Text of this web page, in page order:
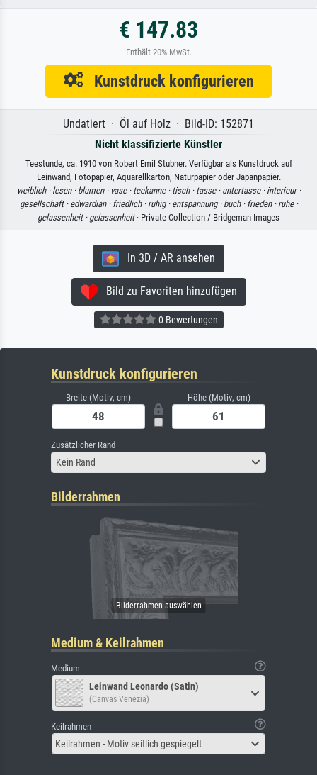
€ 147.83
Enthält 20% MwSt.
Kunstdruck konfigurieren
Undatiert · Öl auf Holz · Bild-ID: 152871
Nicht klassifizierte Künstler
Teestunde, ca. 1910 von Robert Emil Stubner. Verfügbar als Kunstdruck auf
Leinwand, Fotopapier, Aquarellkarton, Naturpapier oder Japanpapier.
weiblich · lesen · blumen · vase · teekanne · tisch · tasse · untertasse · interieur ·
gesellschaft · edwardian · friedlich · ruhig · entspannung · buch · frieden · ruhe ·
gelassenheit · gelassenheit· Private Collection / Bridgeman Images
In 3D / AR ansehen
Bild zu Favoriten hinzufügen
0 Bewertungen
Kunstdruck konfigurieren
Breite (Motiv, cm) Höhe (Motiv, cm)
Zusätzlicher Rand
Kein Rand
Bilderrahmen
Medium & Keilrahmen
Medium
Leinwand Leonardo (Satin)
(Canvas Venezia)
Keilrahmen
Keilrahmen - Motiv seitlich gespiegelt